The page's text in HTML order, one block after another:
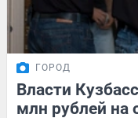
ГОРОД
Власти
млн рублей на